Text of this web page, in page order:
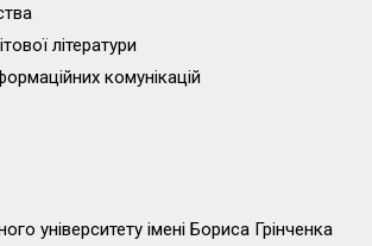
літератури
комунікацій
університету імені Бориса Грінченка